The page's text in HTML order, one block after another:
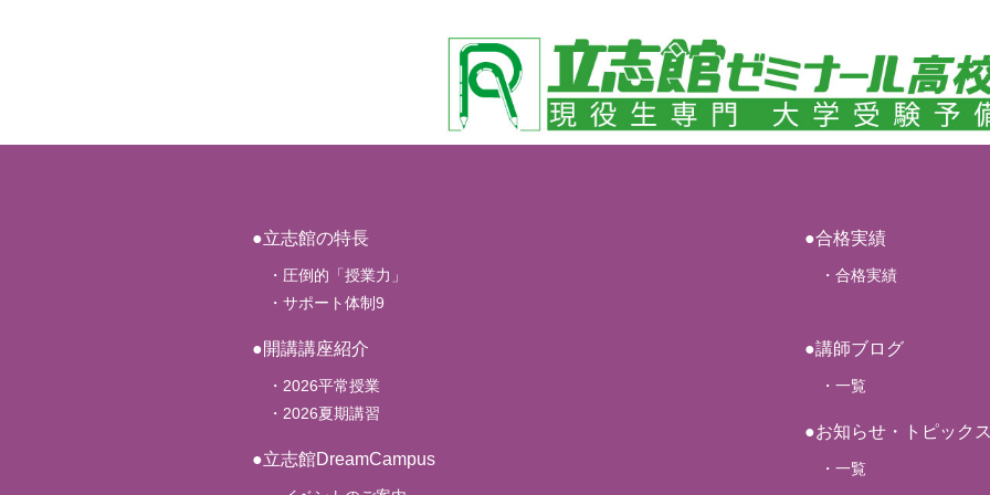
●立志館の特長
・圧倒的「授業力」
・サポート体制9
●開講講座紹介
・2026平常授業
・2026夏期講習
●立志館DreamCampus
●合格実績
・合格実績
●講師ブログ
・一覧
●お知らせ・トピック
・一覧